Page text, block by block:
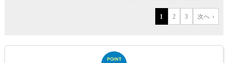
1 2 3 次へ ›